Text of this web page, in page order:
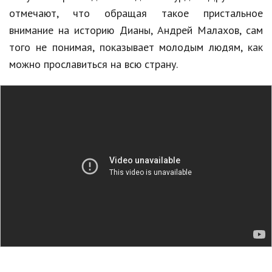
Природа
Образование
Наука и технологии
отмечают, что обращая такое
пристальное
внимание на историю Дианы, Андрей Малахов, сам
того не понимая, показывает молодым людям, как
можно прославиться на всю страну.